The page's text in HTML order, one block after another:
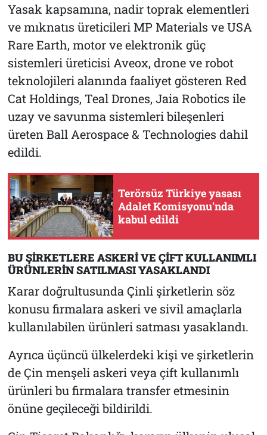
Yasak kapsamına, nadir toprak elementleri
ve mıknatıs üreticileri MP Materials ve USA
Rare Earth, motor ve elektronik güç
sistemleri üreticisi Aveox, drone ve robot
teknolojileri alanında faaliyet gösteren Red
Cat Holdings, Teal Drones, Jaia Robotics ile
uzay ve savunma sistemleri bileşenleri
üreten Ball Aerospace & Technologies dahil
edildi.
Terörsüz Türkiye yasası
Adalet Komisyonu'nda
kabul edildi
BU ŞİRKETLERE ASKERİ VE ÇİFT KULLANIMLI
ÜRÜNLERİN SATILMASI YASAKLANDI
Karar doğrultusunda Çinli şirketlerin söz
konusu firmalara askeri ve sivil amaçlarla
kullanılabilen ürünleri satması yasaklandı.
Ayrıca üçüncü ülkelerdeki kişi ve şirketlerin
de Çin menşeli askeri veya çift kullanımlı
ürünleri bu firmalara transfer etmesinin
önüne geçileceği bildirildi.